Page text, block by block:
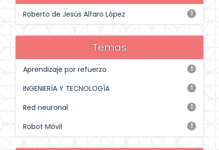
1
Roberto de Jesús Alfaro López
Temas
1
Aprendizaje por refuerzo
1
INGENIERÍA Y TECNOLOGÍA
1
Red neuronal
1
Robot Móvil